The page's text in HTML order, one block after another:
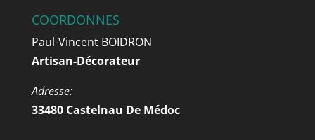
COORDONNES
Paul-Vincent BOIDRON
Artisan-Décorateur
Adresse:
33480 Castelnau De Médoc